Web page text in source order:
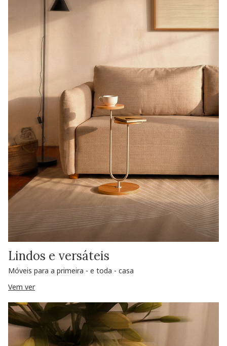
Lindos e versáteis
Móveis para a primeira - e toda - casa
Vem ver